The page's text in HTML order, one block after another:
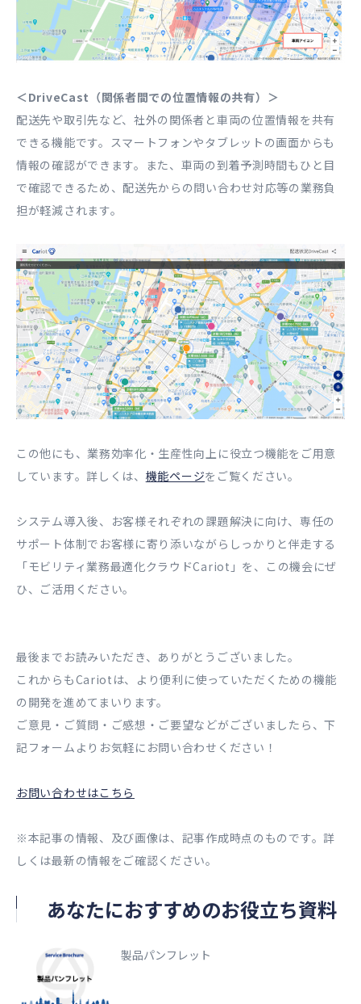
＜DriveCast（関係者間での位置情報の共有）＞
配送先や取引先など、社外の関係者と車両の位置情報を共有
できる機能です。スマートフォンやタブレットの画面からも
情報の確認ができます。また、車両の到着予測時間もひと目
で確認できるため、配送先からの問い合わせ対応等の業務負
担が軽減されます。
この他にも、業務効率化・生産性向上に役立つ機能をご用意
しています。詳しくは、 機能ページをご覧ください。
システム導入後、お客様それぞれの課題解決に向け、専任の
サポート体制でお客様に寄り添いながらしっかりと伴走する
「モビリティ業務最適化クラウドCariot」を、この機会にぜ
ひ、ご活用ください。
最後までお読みいただき、ありがとうございました。
これからもCariotは、より便利に使っていただくための機能
の開発を進めてまいります。
ご意見・ご質問・ご感想・ご要望などがございましたら、下
記フォームよりお気軽にお問い合わせください！
お問い合わせはこちら
※本記事の情報、及び画像は、記事作成時点のものです。詳
しくは最新の情報をご確認ください。
あなたにおすすめのお役立ち資料
製品パンフレット